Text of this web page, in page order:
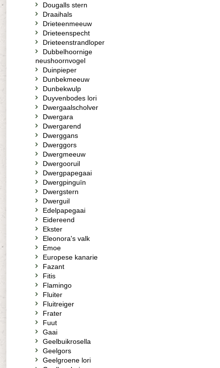
Dougalls stern
Draaihals
Drieteenmeeuw
Drieteenspecht
Drieteenstrandloper
Dubbelhoornige
neushoornvogel
Duinpieper
Dunbekmeeuw
Dunbekwulp
Duyvenbodes lori
Dwergaalscholver
Dwergara
Dwergarend
Dwerggans
Dwerggors
Dwergmeeuw
Dwergooruil
Dwergpapegaai
Dwergpinguïn
Dwergstern
Dwerguil
Edelpapegaai
Eidereend
Ekster
Eleonora's valk
Emoe
Europese kanarie
Fazant
Fitis
Flamingo
Fluiter
Fluitreiger
Frater
Fuut
Gaai
Geelbuikrosella
Geelgors
Geelgroene lori